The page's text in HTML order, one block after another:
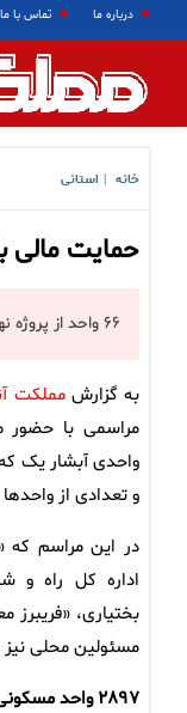
درباره ما تماس با ما
خانه استانی
حمایت مالی بانک مسکن کلید ۲۸۹۷
۶۶ واحد از پروژه نهضت ملی آبشار که با تامین مالی بانک مسکن بروجن ساخته شده است، به متقاضیان تحویل داده شد.
به گزارشمملکت
واحدی آبشار یک
و تعدادی از
در این مراسم که
اداره کل راه و
بختیاری،
مسئولین محلی نیز
۲۸۹۷ واحد مسکونی نهضت ملی به متقاضیان تحویل داده شد